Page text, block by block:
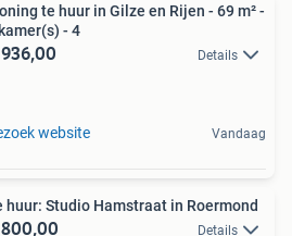
te huur in Gilze en Rijen - 69 m² -
- 4
Details
website Vandaag
huur: Studio Hamstraat in Roermond
Details